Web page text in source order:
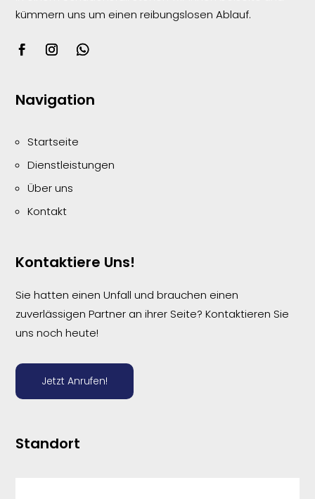
kümmern uns um einen reibungslosenAblauf.
Navigation
Startseite
Dienstleistungen
Über uns
Kontakt
Kontaktiere Uns!
Sie hatten einen Unfall und brauchen einen
zuverlässigen Partner an ihrer Seite? Kontaktieren Sie
uns noch heute!
Jetzt Anrufen!
Standort